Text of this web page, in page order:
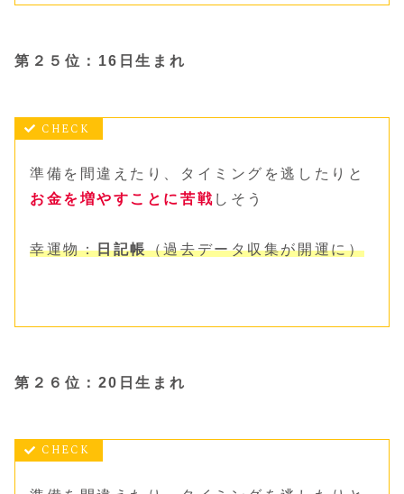
第２５位：16日生まれ
準備を間違えたり、タイミングを逃したりと
お金を増やすことに苦戦 しそう
幸運物：日記帳（過去データ収集が開運に）
第２６位：20日生まれ